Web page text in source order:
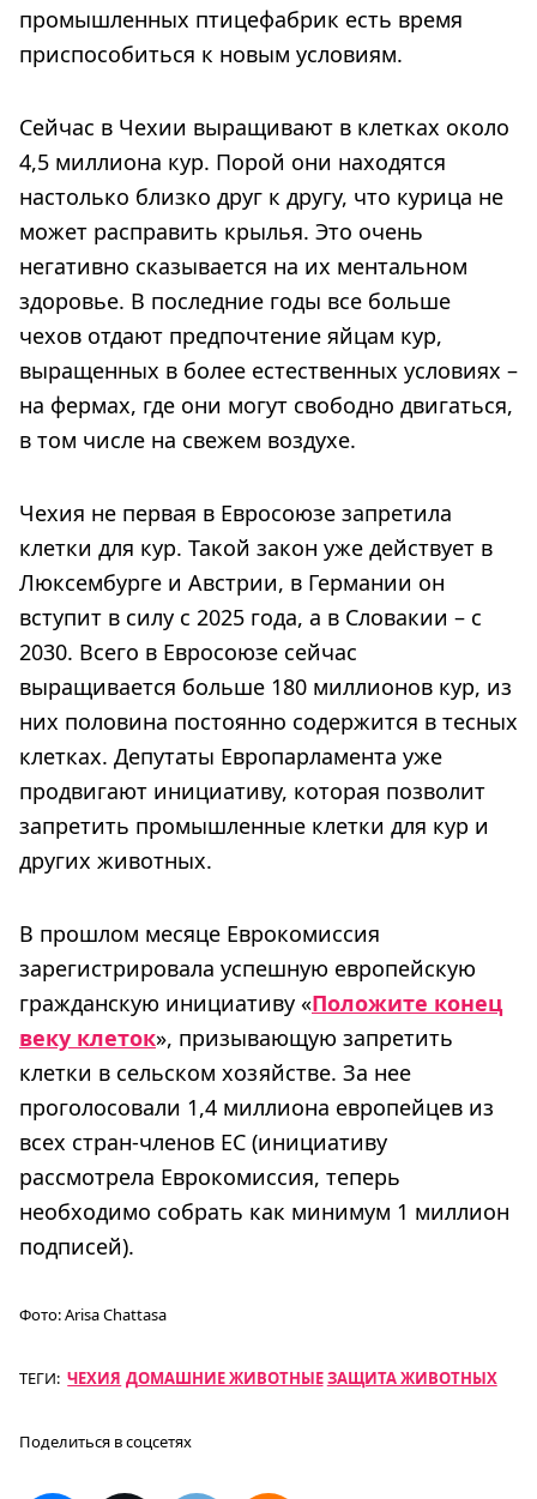
промышленных птицефабрик есть время
приспособиться к новым условиям.
Сейчас в Чехии выращивают в клетках около
4,5 миллиона кур. Порой они находятся
настолько близко друг к другу, что курица не
может расправить крылья. Это очень
негативно сказывается на их ментальном
здоровье. В последние годы все больше
чехов отдают предпочтение яйцам кур,
выращенных в более естественных условиях –
на фермах, где они могут свободно двигаться,
в том числе на свежем воздухе.
Чехия не первая в Евросоюзе запретила
клетки для кур. Такой закон уже действует в
Люксембурге и Австрии, в Германии он
вступит в силу с 2025 года, а в Словакии – с
2030. Всего в Евросоюзе сейчас
выращивается больше 180 миллионов кур, из
них половина постоянно содержится в тесных
клетках. Депутаты Европарламента уже
продвигают инициативу, которая позволит
запретить промышленные клетки для кур и
других животных.
В прошлом месяце Еврокомиссия
зарегистрировала успешную европейскую
гражданскую инициативу «Положите конец
веку клеток», призывающую запретить
клетки в сельском хозяйстве. За нее
проголосовали 1,4 миллиона европейцев из
всех стран-членов ЕС (инициативу
рассмотрела Еврокомиссия, теперь
необходимо собрать как минимум 1 миллион
подписей).
Фото:Arisa Chattasa
ТЕГИ: ЧЕХИЯ ДОМАШНИЕ ЖИВОТНЫЕЗАЩИТА ЖИВОТНЫХ
Поделиться в соцсетях